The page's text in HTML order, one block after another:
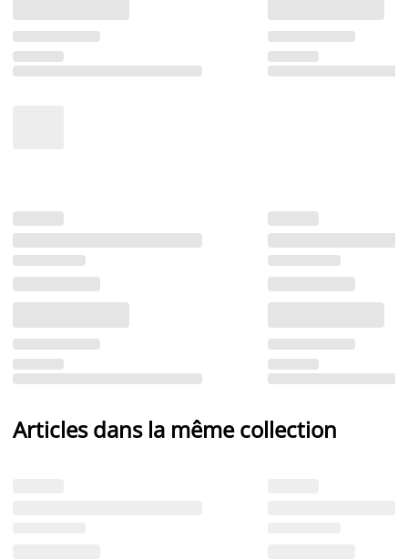
Articles dans la même collection